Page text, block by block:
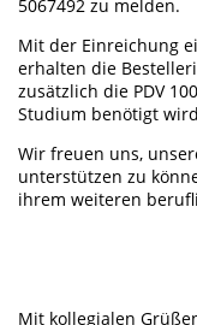
5067492 zu melden.
Mit der Einreichung
erhalten die
zusätzlich die PDV
Studium benötigt
Wir freuen uns,
unterstützen zu
ihrem weiteren
Mit kollegialen